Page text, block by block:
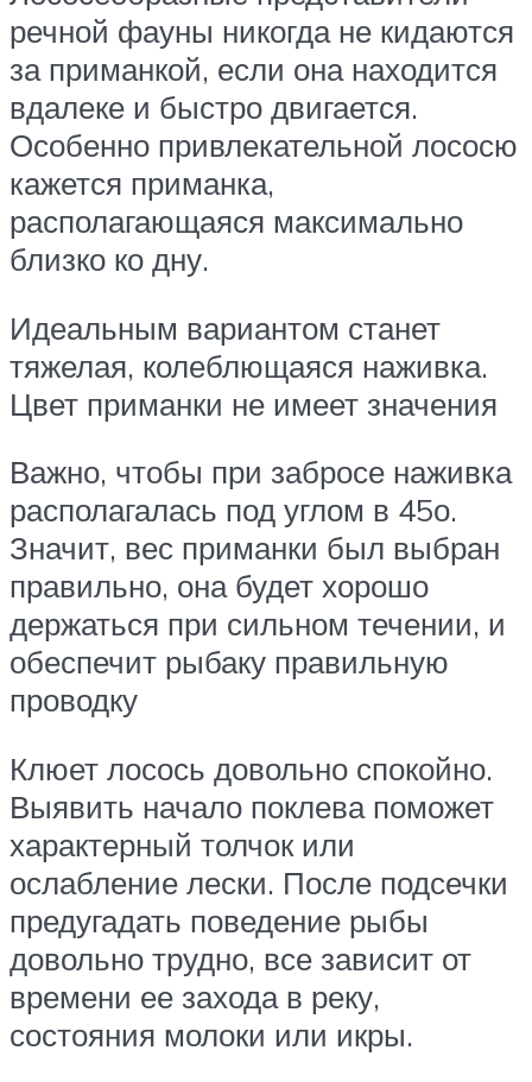
речной фауны никогда не кидаются
за приманкой, если она находится
вдалеке и быстро двигается.
Особенно привлекательной лососю
кажется приманка,
располагающаяся максимально
близко ко дну.
Идеальным вариантом станет
тяжелая, колеблющаяся наживка.
Цвет приманки не имеет значения
Важно, чтобы при забросе наживка
располагалась под углом в 45о.
Значит, вес приманки был выбран
правильно, она будет хорошо
держаться при сильном течении, и
обеспечит рыбаку правильную
проводку
Клюет лосось довольно спокойно.
Выявить начало поклева поможет
характерный толчок или
ослабление лески. После подсечки
предугадать поведение рыбы
довольно трудно, все зависит от
времени ее захода в реку,
состояния молоки или икры.